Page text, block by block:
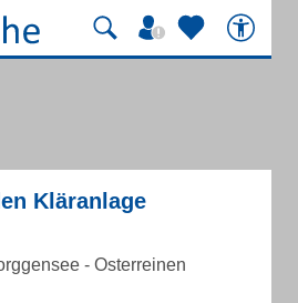
Kläranlage
- Osterreinen